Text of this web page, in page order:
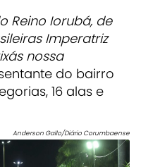
Reino Iorubá, de
Imperatriz
nossa
do bairro
16 alas e
Anderson Gallo/Diário Corumbaense